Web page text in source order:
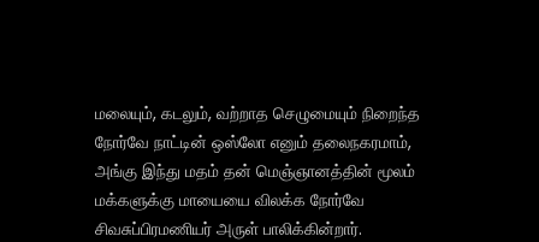
மலையும், கடலும், வற்றாத செழுமையும் நிறைந்த
நோர்வே நாட்டின் ஒஸ்லோ எனும் தலைநகரமாம்,
அங்கு இந்து மதம் தன் மெஞ்ஞானத்தின் மூலம்
மக்களுக்கு மாயையை விலக்க நோர்வே
சிவசுப்பிரமணியர் அருள் பாலிக்கின்றார்.